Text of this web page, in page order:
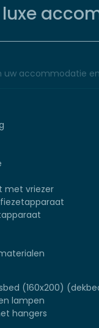
luxe
uw accommodatie
met vriezer
(160x200)
lampen
hangers